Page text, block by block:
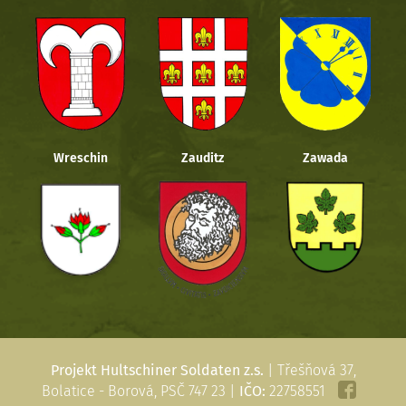
Wreschin Zauditz Zawada
Projekt Hultschiner Soldaten z.s. | Třešňová 37,
Bolatice - Borová, PSČ 747 23 | IČO: 22758551